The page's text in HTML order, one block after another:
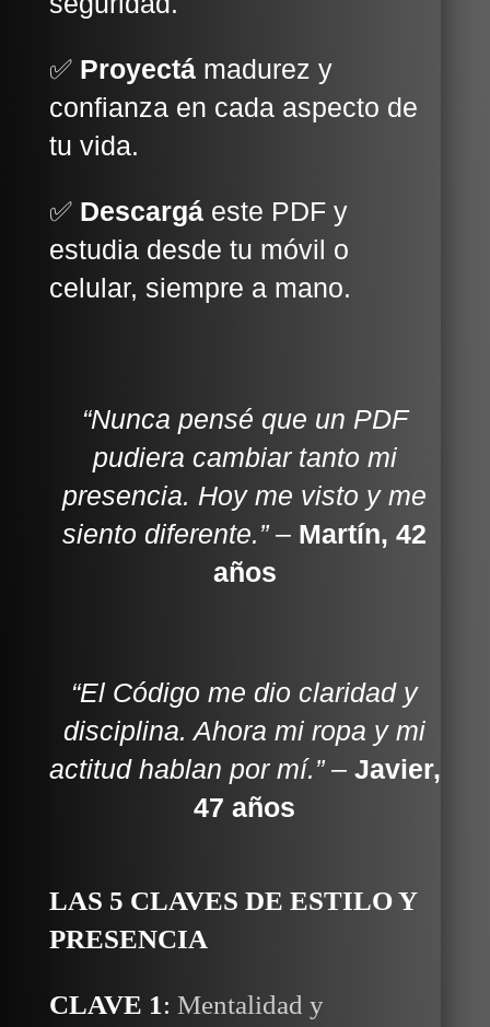
✅ Proyectámadurez y
confianza en cada aspecto de
tu vida.
✅Descargáeste PDF y
estudia desde tu móvil o
celular, siempre a mano.
“Nunca pensé que un PDF
pudiera cambiar tanto mi
presencia. Hoy me visto y me
siento diferente.”– Martín, 42
años
“El Código me dio claridad y
disciplina. Ahora mi ropa y mi
actitud hablan por mí.”– Javier,
47 años
LAS 5 CLAVES DE ESTILO Y
PRESENCIA
CLAVE 1: Mentalidad y